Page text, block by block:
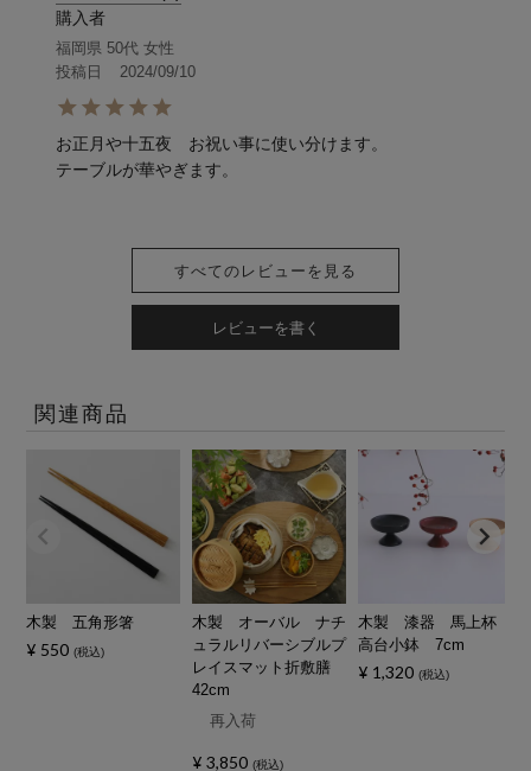
購入者
福岡県 50代 女性
投稿日
2024/09/10
お正月や十五夜　お祝い事に使い分けます。
テーブルが華やぎます。
すべてのレビューを見る
レビューを書く
関連商品
木製 五角形箸
¥ 550 税込
木製 オーバル ナチ
ュラルリバーシブルプ
レイスマット折敷膳
42cm
再入荷
¥ 3,850 税込
木製 漆器 馬上杯
高台小鉢 7cm
¥ 1,320 税込